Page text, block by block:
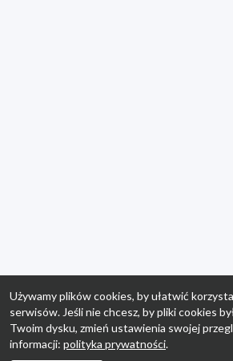
Używamy plików cookies, by ułatwić
serwisów. Jeśli nie chcesz, by pliki cookies
Twoim dysku, zmień ustawienia swojej
informacji: polityka prywatności.